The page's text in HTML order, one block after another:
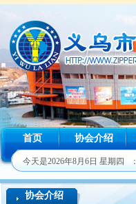
首页 协会介绍
今天是2026年8月6日 星期四 ：
协会介绍